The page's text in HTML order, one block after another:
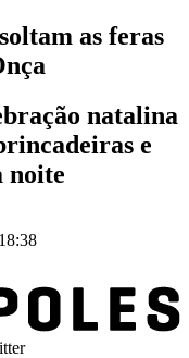
as feras
natalina
e
noite